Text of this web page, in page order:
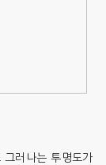
그러나는 투명도가